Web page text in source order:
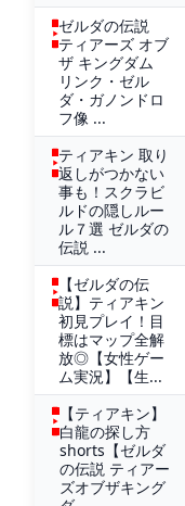
ゼルダの伝説
ティアーズ オブ
ザ キングダム
リンク・ゼル
ダ・ガノンドロ
フ像 ...
ティアキン 取り
返しがつかない
事も！スクラビ
ルドの隠しルー
ル７選 ゼルダの
伝説 ...
【ゼルダの伝
説】ティアキン
初見プレイ！目
標はマップ全解
放◎【女性ゲー
ム実況】【生...
【ティアキン】
白龍の探し方
shorts【ゼルダ
の伝説 ティアー
ズオブザキング